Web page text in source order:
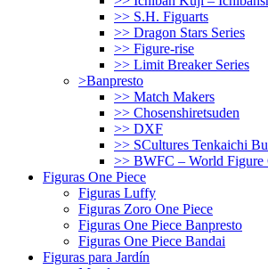
>> S.H. Figuarts
>> Dragon Stars Series
>> Figure-rise
>> Limit Breaker Series
>Banpresto
>> Match Makers
>> Chosenshiretsuden
>> DXF
>> SCultures Tenkaichi
>> BWFC – World Figure
Figuras One Piece
Figuras Luffy
Figuras Zoro One Piece
Figuras One Piece Banpresto
Figuras One Piece Bandai
Figuras para Jardín